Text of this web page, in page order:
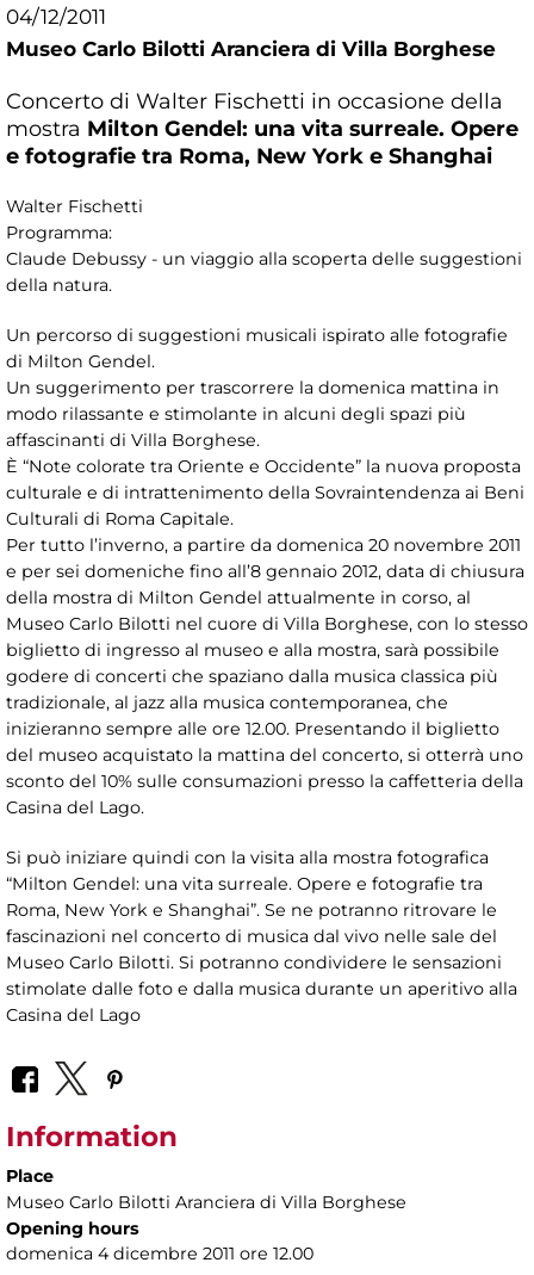
04/12/2011
Museo Carlo Bilotti Aranciera di Villa Borghese
Concerto di Walter Fischetti in occasione della
mostra Milton Gendel: una vita surreale. Opere
e fotografie tra Roma, New York e Shanghai
Walter Fischetti
Programma:
Claude Debussy - un viaggio alla scoperta delle suggestioni
della natura.
Un percorso di suggestioni musicali ispirato alle fotografie
di Milton Gendel.
Un suggerimento per trascorrere la domenica mattina in
modo rilassante e stimolante in alcuni degli spazi più
affascinanti di Villa Borghese.
È “Note colorate tra Oriente e Occidente” la nuova proposta
culturale e di intrattenimento della Sovraintendenza ai Beni
Culturali di Roma Capitale.
Per tutto l’inverno, a partire da domenica 20 novembre 2011
e per sei domeniche fino all’8 gennaio 2012, data di chiusura
della mostra di Milton Gendel attualmente in corso, al
Museo Carlo Bilotti nel cuore di Villa Borghese, con lo stesso
biglietto di ingresso al museo e alla mostra, sarà possibile
godere di concerti che spaziano dalla musica classica più
tradizionale, al jazz alla musica contemporanea, che
inizieranno sempre alle ore 12.00. Presentando il biglietto
del museo acquistato la mattina del concerto, si otterrà uno
sconto del 10% sulle consumazioni presso la caffetteria della
Casina del Lago.
Si può iniziare quindi con la visita alla mostra fotografica
“Milton Gendel: una vita surreale. Opere e fotografie tra
Roma, New York e Shanghai”. Se ne potranno ritrovare le
fascinazioni nel concerto di musica dal vivo nelle sale del
Museo Carlo Bilotti. Si potranno condividere le sensazioni
stimolate dalle foto e dalla musica durante un aperitivo alla
Casina del Lago
Information
Place
Museo Carlo Bilotti Aranciera di Villa Borghese
Opening hours
domenica 4 dicembre 2011 ore 12.00